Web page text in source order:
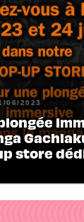
06/2023
store